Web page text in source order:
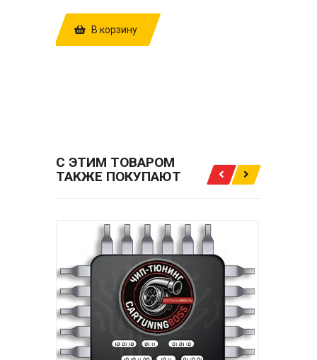
В корзину
С ЭТИМ ТОВАРОМ
ТАКЖЕ ПОКУПАЮТ